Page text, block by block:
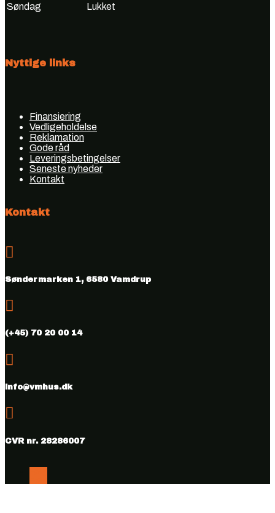
Søndag
Lukket
Nyttige links
Finansiering
Vedligeholdelse
Reklamation
Gode råd
Leveringsbetingelser
Seneste nyheder
Kontakt
Kontakt

Søndermarken 1, 6580 Vamdrup

(+45) 70 20 00 14

info@vmhus.dk

CVR nr. 28286007